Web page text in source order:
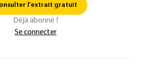
l'extrait gratuit
Déjà abonné ?
Se connecter